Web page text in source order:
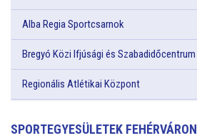
Alba Regia Sportcsarnok
Bregyó Közi Ifjúsági és Szabadidőcentrum
Regionális Atlétikai Központ
SPORTEGYESÜLETEK FEHÉRVÁRON